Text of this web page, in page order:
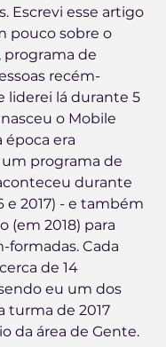
Escrevi esse artigo
pouco sobre o
, programa de
recém-
liderei lá durante 5
o Mobile
época era
programa de
durante
e 2017) - e também
(em 2018) para
formadas. Cada
de 14
eu um dos
turma de 2017
da área de Gente.